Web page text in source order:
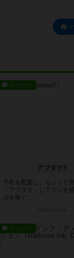
レビュー
アブダク‼
手札を配置し、ちょうど
「アブダク」してウシを
点を稼ぐ...
レビュー